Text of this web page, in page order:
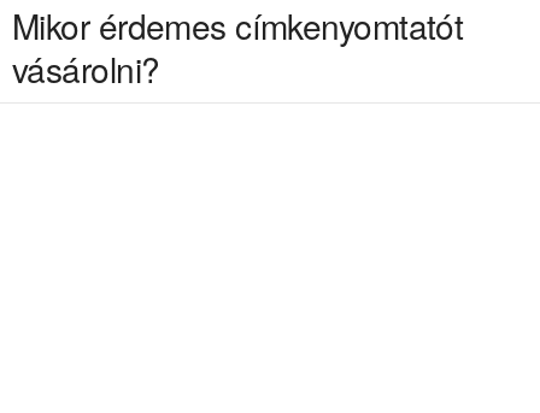
Mikor érdemes címkenyomtatót
vásárolni?